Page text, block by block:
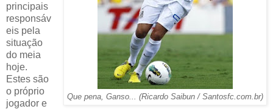
Que pena, Ganso... (Ricardo Saibun / Santosfc.com.br)
principais
responsáv
eis pela
situação
do meia
hoje.
Estes são
o próprio
jogador e